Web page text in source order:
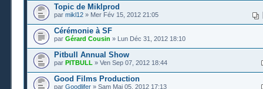
Topic de Miklprod
par mikl12 » Mer Fév 15, 2012 21:05
Cérémonie à SF
par Gérard Cousin » Lun Déc 31, 2012 18:10
Pitbull Annual Show
par PITBULL » Ven Sep 07, 2012 18:44
Good Films Production
par Goodlifer » Sam Mai 05, 2012 17:13